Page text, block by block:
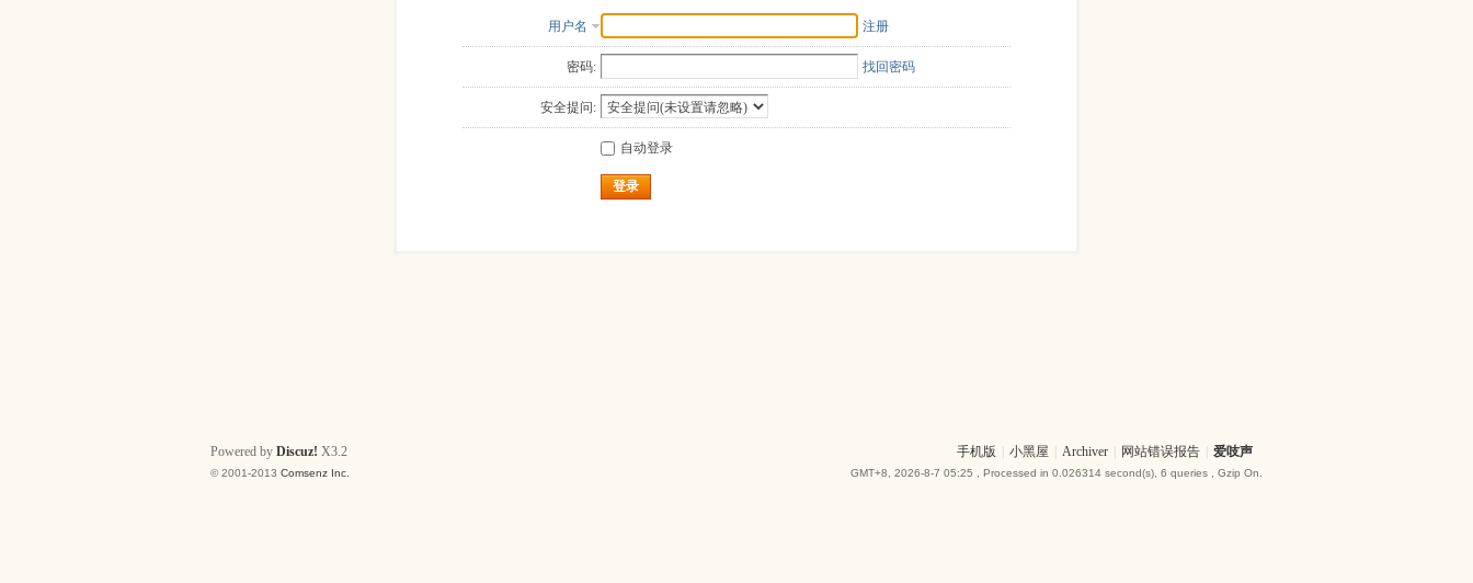
用户名 注册
密码: 找回密码
安全提问:
自动登录
登录
手机版 小黑屋 Archiver 网站错误报告 爱吱声
GMT+8, 2026-8-7 05:25 , Processed in 0.026314 second(s), 6 queries , Gzip On.
Powered by Discuz! X3.2
© 2001-2013 Comsenz Inc.